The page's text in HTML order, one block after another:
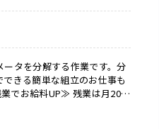
ータを分解する作業です。分
きる簡単な組立のお仕事も
人と一緒にプライベート